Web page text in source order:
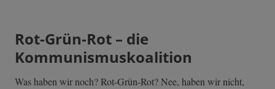
Rot-Grün-Rot – die
Kommunismuskoalition
Was haben wir noch? Rot-Grün-Rot? Nee, haben wir nicht,